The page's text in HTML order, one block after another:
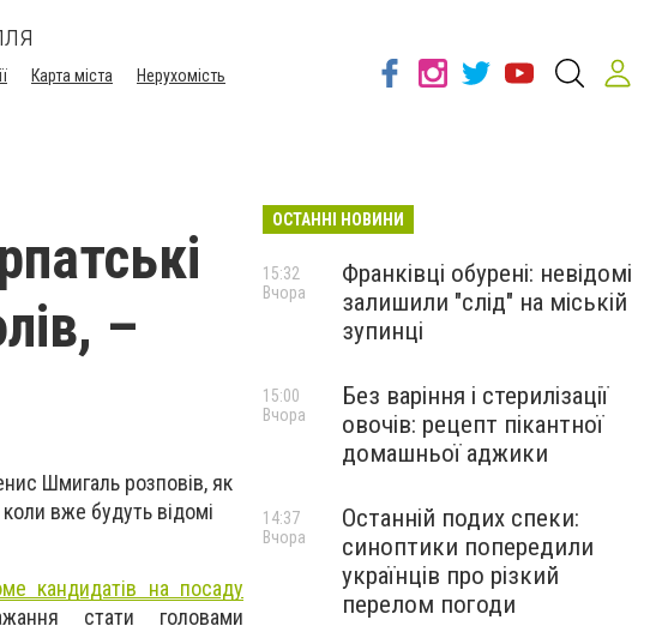
Карта міста
Нерухомість
–
Шмигаль розповів, як
вже будуть відомі
кандидатів на посаду
стати головами
ОСТАННІ НОВИНИ
Франківці обурені: невідомі
залишили "слід" на міській
зупинці
15:32
Вчора
Без варіння і стерилізації
овочів: рецепт пікантної
домашньої аджики
15:00
Вчора
Останній подих спеки:
синоптики попередили
українців про різкий
перелом погоди
14:37
Вчора